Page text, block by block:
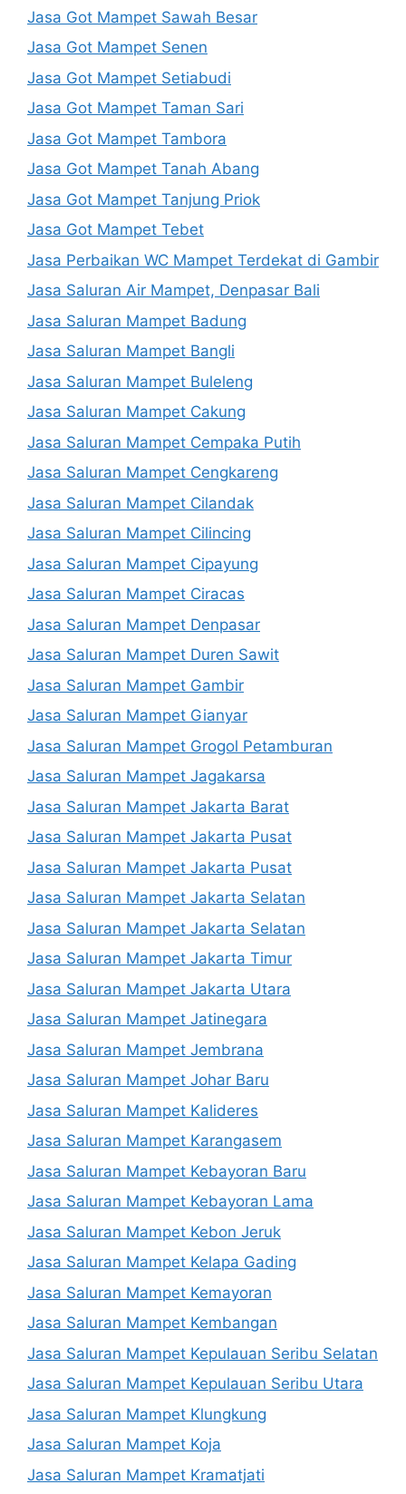
Jasa Got Mampet Sawah Besar
Jasa Got Mampet Senen
Jasa Got Mampet Setiabudi
Jasa Got Mampet Taman Sari
Jasa Got Mampet Tambora
Jasa Got Mampet Tanah Abang
Jasa Got Mampet Tanjung Priok
Jasa Got Mampet Tebet
Jasa Perbaikan WC Mampet Terdekat di Gambir
Jasa Saluran Air Mampet, Denpasar Bali
Jasa Saluran Mampet Badung
Jasa Saluran Mampet Bangli
Jasa Saluran Mampet Buleleng
Jasa Saluran Mampet Cakung
Jasa Saluran Mampet Cempaka Putih
Jasa Saluran Mampet Cengkareng
Jasa Saluran Mampet Cilandak
Jasa Saluran Mampet Cilincing
Jasa Saluran Mampet Cipayung
Jasa Saluran Mampet Ciracas
Jasa Saluran Mampet Denpasar
Jasa Saluran Mampet Duren Sawit
Jasa Saluran Mampet Gambir
Jasa Saluran Mampet Gianyar
Jasa Saluran Mampet Grogol Petamburan
Jasa Saluran Mampet Jagakarsa
Jasa Saluran Mampet Jakarta Barat
Jasa Saluran Mampet Jakarta Pusat
Jasa Saluran Mampet Jakarta Pusat
Jasa Saluran Mampet Jakarta Selatan
Jasa Saluran Mampet Jakarta Selatan
Jasa Saluran Mampet Jakarta Timur
Jasa Saluran Mampet Jakarta Utara
Jasa Saluran Mampet Jatinegara
Jasa Saluran Mampet Jembrana
Jasa Saluran Mampet Johar Baru
Jasa Saluran Mampet Kalideres
Jasa Saluran Mampet Karangasem
Jasa Saluran Mampet Kebayoran Baru
Jasa Saluran Mampet Kebayoran Lama
Jasa Saluran Mampet Kebon Jeruk
Jasa Saluran Mampet Kelapa Gading
Jasa Saluran Mampet Kemayoran
Jasa Saluran Mampet Kembangan
Jasa Saluran Mampet Kepulauan Seribu Selatan
Jasa Saluran Mampet Kepulauan Seribu Utara
Jasa Saluran Mampet Klungkung
Jasa Saluran Mampet Koja
Jasa Saluran Mampet Kramatjati